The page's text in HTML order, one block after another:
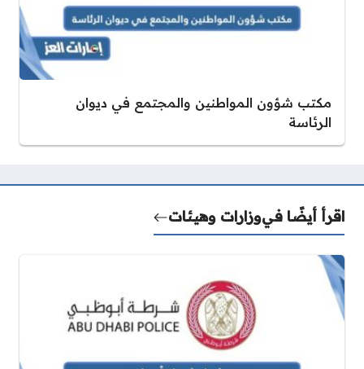
مكتب شؤون المواطنين والمجتمع في ديوان
الرئاسة
اقرأ أيضًا فيوزارات وهيئات